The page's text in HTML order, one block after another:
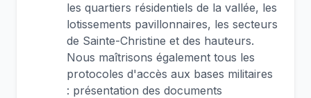
les quartiers résidentiels de la vallée, les
lotissements pavillonnaires, les secteurs
de Sainte-Christine et des hauteurs.
Nous maîtrisons également tous les
protocoles d'accès aux bases militaires
: présentation des documents